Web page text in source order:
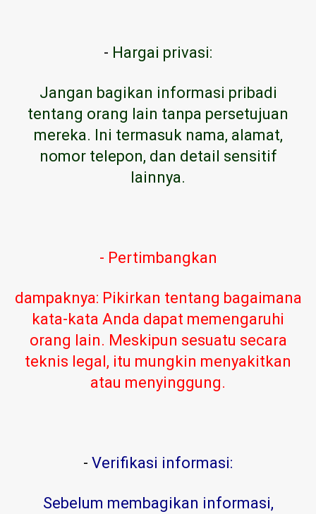
- Hargai privasi:
Jangan bagikan informasi pribadi
tentang orang lain tanpa persetujuan
mereka. Ini termasuk nama, alamat,
nomor telepon, dan detail sensitif
lainnya.
- Pertimbangkan
dampaknya: Pikirkan tentang bagaimana
kata-kata Anda dapat memengaruhi
orang lain. Meskipun sesuatu secara
teknis legal, itu mungkin menyakitkan
atau menyinggung.
- Verifikasi informasi:
Sebelum membagikan informasi,